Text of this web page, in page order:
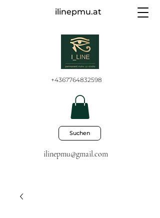
ilinepmu.at
ilinepmu@gmail.com
Suchen
+4367764832598